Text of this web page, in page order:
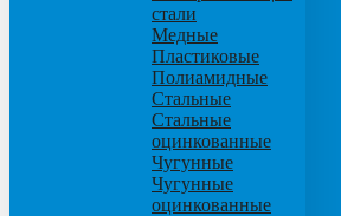
стали
Медные
Пластиковые
Полиамидные
Стальные
Стальные
оцинкованные
Чугунные
Чугунные
оцинкованные